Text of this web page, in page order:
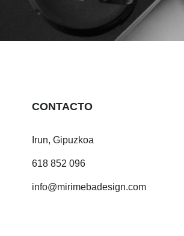
CONTACTO
Irun, Gipuzkoa
618 852 096
info@mirimebadesign.com